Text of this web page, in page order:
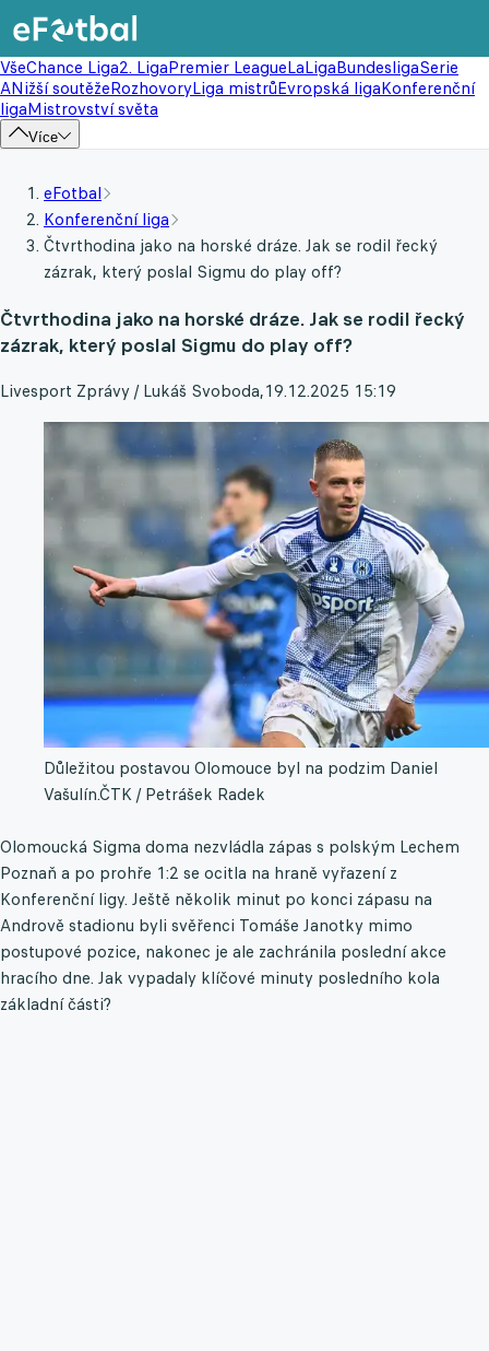
VšeChance Liga2. LigaPremier LeagueLaLigaBundesligaSerie
ANižší soutěžeRozhovoryLiga mistrůEvropská ligaKonferenční
ligaMistrovství světa
Více
eFotbal
Konferenční liga
Čtvrthodina jako na horské dráze. Jak se rodil řecký
zázrak, který poslal Sigmu do play off?
Čtvrthodina jako na horské dráze. Jak se rodil řecký
zázrak, který poslal Sigmu do play off?
Livesport Zprávy / Lukáš Svoboda,19.12.2025 15:19
Důležitou postavou Olomouce byl na podzim Daniel
Vašulín.ČTK / Petrášek Radek
Olomoucká Sigma doma nezvládla zápas s polským Lechem
Poznaň a po prohře 1:2 se ocitla na hraně vyřazení z
Konferenční ligy. Ještě několik minut po konci zápasu na
Andrově stadionu byli svěřenci Tomáše Janotky mimo
postupové pozice, nakonec je ale zachránila poslední akce
hracího dne. Jak vypadaly klíčové minuty posledního kola
základní části?